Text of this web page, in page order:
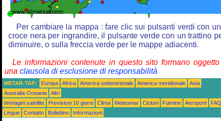
Per cambiare la mappa : fare clic sui pulsanti verdi con
croce nera per ingrandire, il pulsante verde con un trattino
diminuire, o sulla freccia verde per le mappe adiacenti.
Le informazioni contenute in questo sito formano
una clausola di esclusione di responsabilità
METAR-TAF: Europa Africa America settentrionale America meridionale
Asia
Australia-Oceania
Altri
Immagini satellite
Previsioni 10 giorni Clima Meteomar Cicloni Fulmine Aeroporti
FAQ
Lingue
Contatto Bollettino Informazioni